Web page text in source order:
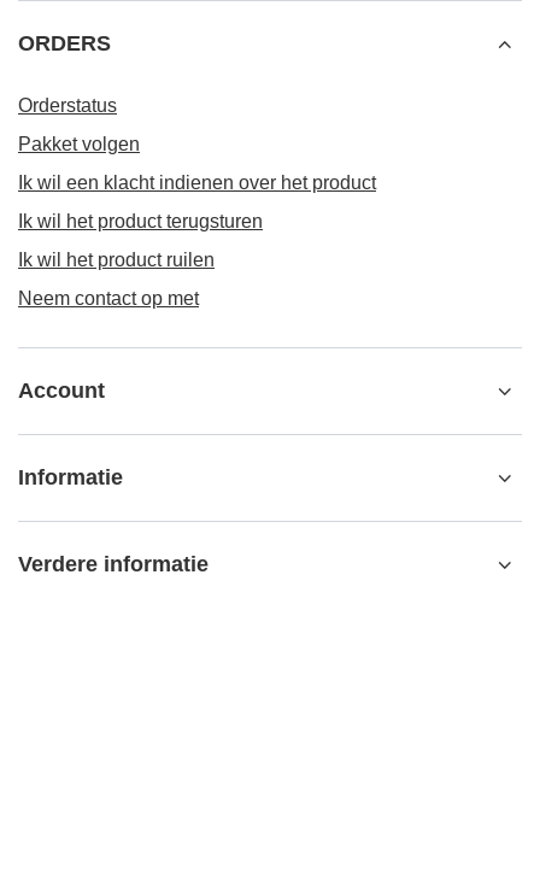
ORDERS
Orderstatus
Pakket volgen
Ik wil een klacht indienen over het product
Ik wil het product terugsturen
Ik wil het product ruilen
Neem contact op met
Account
Informatie
Verdere informatie